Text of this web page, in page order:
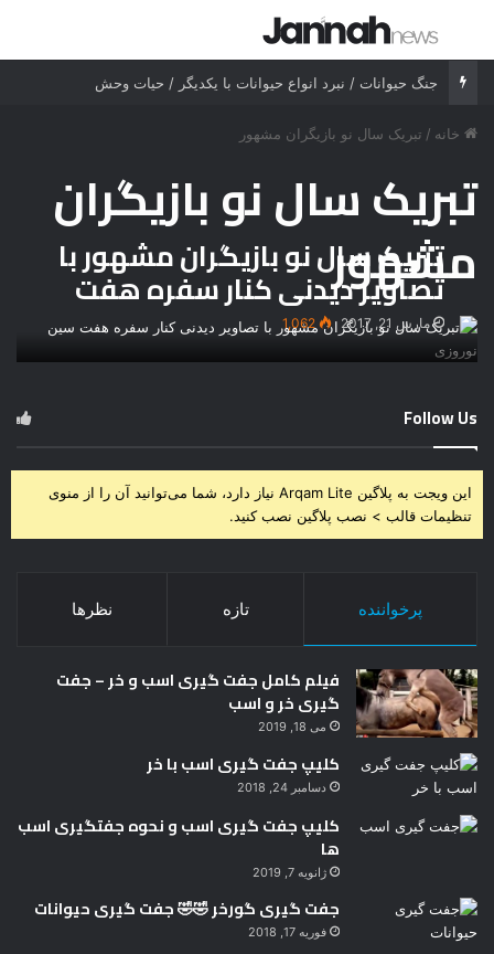
جستجو برای
جنگ حیوانات / نبرد انواع حیوانات با یکدیگر / حیات وحش
خانه / تبریک سال نو بازیگران مشهور
تبریک سال نو بازیگران
مشهور
تبریک سال نو بازیگران مشهور با
تصاویر دیدنی کنار سفره هفت
سین نوروزی
مارس 21, 2017 1,062
Follow Us
این ویجت به پلاگین Arqam Lite نیاز دارد، شما می‌توانید آن را از منوی
تنظیمات قالب > نصب پلاگین نصب کنید.
پرخواننده تازه نظرها
فیلم کامل جفت گیری اسب و خر – جفت
گیری خر و اسب
می 18, 2019
کلیپ جفت گیری اسب با خر
دسامبر 24, 2018
کلیپ جفت گیری اسب و نحوه جفتگیری اسب
ها
ژانویه 7, 2019
جفت گیری گورخر 🤣🤣 جفت گیری حیوانات
فوریه 17, 2018